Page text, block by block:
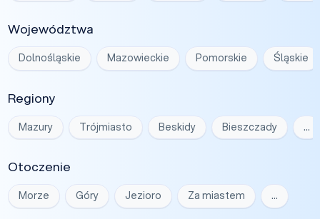
Województwa
Dolnośląskie Mazowieckie Pomorskie Śląskie
Regiony
Mazury Trójmiasto Beskidy Bieszczady …
Otoczenie
Morze Góry Jezioro Za miastem …